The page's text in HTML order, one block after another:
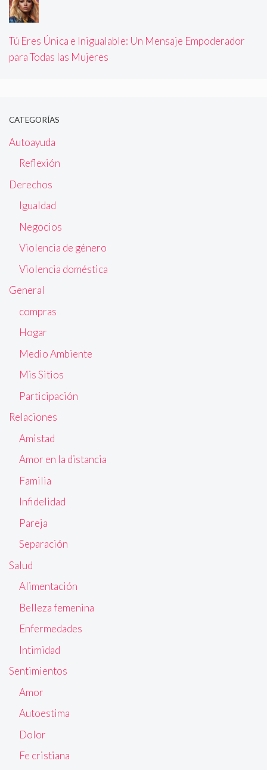
Tú Eres Única e Inigualable: Un Mensaje Empoderador
para Todas las Mujeres
CATEGORÍAS
Autoayuda
Reflexión
Derechos
Igualdad
Negocios
Violencia de género
Violencia doméstica
General
compras
Hogar
Medio Ambiente
Mis Sitios
Participación
Relaciones
Amistad
Amor en la distancia
Familia
Infidelidad
Pareja
Separación
Salud
Alimentación
Belleza femenina
Enfermedades
Intimidad
Sentimientos
Amor
Autoestima
Dolor
Fe cristiana